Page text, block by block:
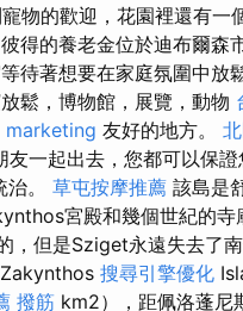
物的歡迎，花園裡還有一
得的養老金位於迪布爾森
待著想要在家庭氛圍中放
鬆，博物館，展覽，動物
marketing 友好的地方。
一起出去，您都可以保
。 草屯按摩推薦 該島是
宮殿和幾個世紀的寺
，但是Sziget永遠失去了
Zakynthos 搜尋引擎優化
撥筋 km2），距佩洛蓬尼